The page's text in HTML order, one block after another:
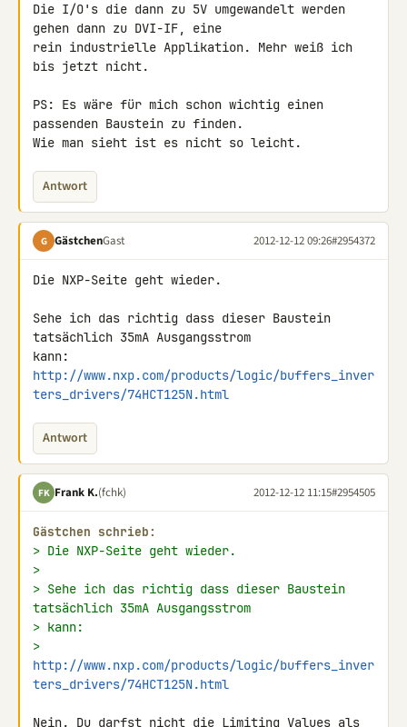
Die I/O's die dann zu 5V umgewandelt werden
gehen dann zu DVI-IF, eine
rein industrielle Applikation. Mehr weiß ich
bis jetzt nicht.
PS: Es wäre für mich schon wichtig einen
passenden Baustein zu finden.
Wie man sieht ist es nicht so leicht.
Antwort
G GästchenGast 2012-12-12 09:26#2954372
Die NXP-Seite geht wieder.
Sehe ich das richtig dass dieser Baustein
tatsächlich 35mA Ausgangsstrom
http://www.nxp.com/products/logic/buffers_inver
ters_drivers/74HCT125N.html
Antwort
FK Frank K.(fchk) 2012-12-12 11:15#2954505
Gästchen schrieb:
> Die NXP-Seite geht wieder.
>
> Sehe ich das richtig dass dieser Baustein
tatsächlich 35mA Ausgangsstrom
> kann:
http://www.nxp.com/products/logic/buffers_inver
ters_drivers/74HCT125N.html
Nein. Du darfst nicht die Limiting Values als